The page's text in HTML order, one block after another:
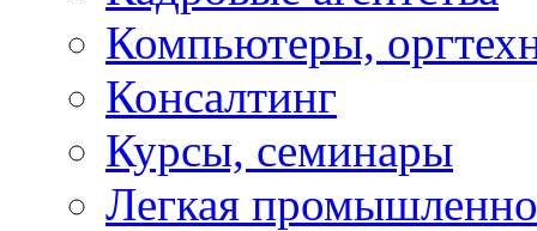
Компьютеры,
Консалтинг
Курсы, семинары
Легкая